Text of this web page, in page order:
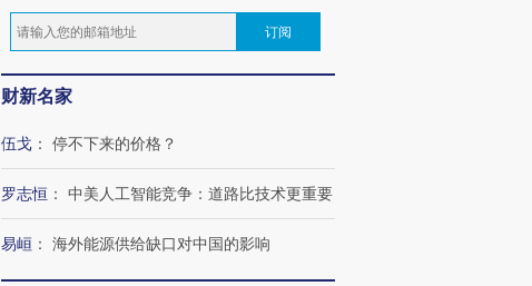
订阅
财新名家
伍戈 ： 停不下来的价格？
罗志恒 ： 中美人工智能竞争：道路比技术更重要
易峘 ： 海外能源供给缺口对中国的影响